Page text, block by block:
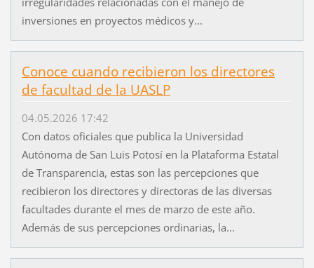
inversiones en proyectos médicos y...
Conoce cuando recibieron los directores
de facultad de la UASLP
04.05.2026 17:42
Con datos oficiales que publica la Universidad
Autónoma de San Luis Potosí en la Plataforma Estatal
de Transparencia, estas son las percepciones que
recibieron los directores y directoras de las diversas
facultades durante el mes de marzo de este año.
Además de sus percepciones ordinarias, la...